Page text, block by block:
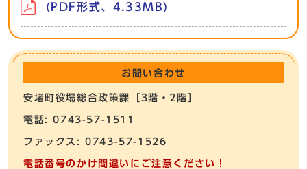
(PDF形式、4.33MB)
お問い合わせ
安堵町役場総合政策課［3階・2階］
電話: 0743-57-1511
ファックス: 0743-57-1526
電話番号のかけ間違いにご注意ください！